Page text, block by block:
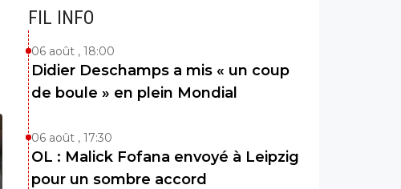
FIL INFO
06 août , 18:00
Didier Deschamps a mis « un coup
de boule » en plein Mondial
06 août , 17:30
OL : Malick Fofana envoyé à Leipzig
pour un sombre accord